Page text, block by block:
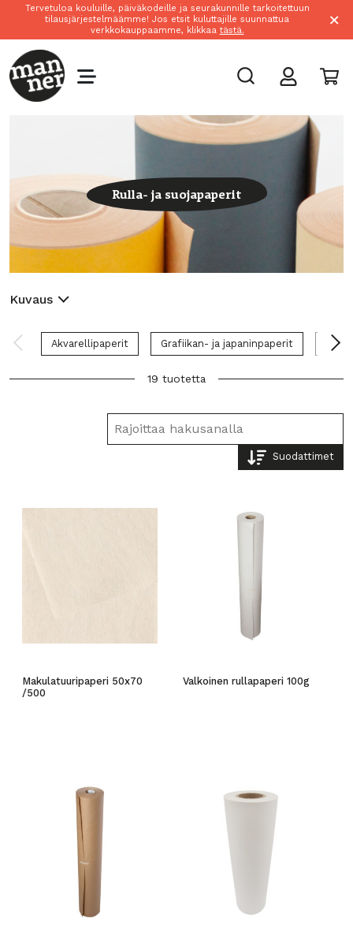
Tervetuloa kouluille, päiväkodeille ja seurakunnille tarkoitettuun
tilausjärjestelmäämme! Jos etsit kuluttajille suunnattua
verkkokauppaamme, klikkaa tästä. ×
Rulla- ja suojapaperit
Kuvaus
Akvarellipaperit Grafiikan- ja japaninpaperit
19 tuotetta
Suodattimet
Makulatuuripaperi 50x70
/500
Valkoinen rullapaperi 100g